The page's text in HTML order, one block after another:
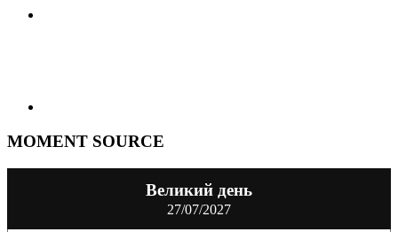
MOMENT SOURCE
Великий день
27/07/2027